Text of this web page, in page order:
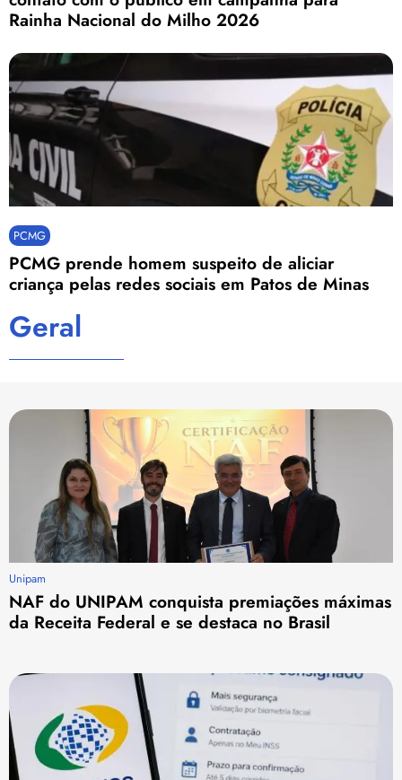
Rainha Nacional do Milho 2026
PCMG
PCMG prende homem suspeito de aliciar
criança pelas redes sociais em Patos de Minas
Geral
Unipam
NAF do UNIPAM conquista premiações máximas
da Receita Federal e se destaca no Brasil